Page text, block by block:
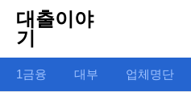
대출이야
기
1금융 대부 업체명단